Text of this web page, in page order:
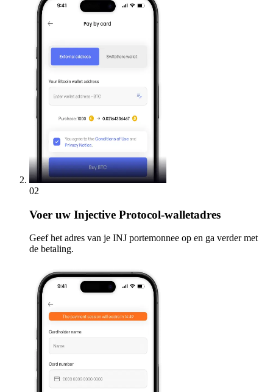
02
Voer uw Injective Protocol-walletadres
Geef het adres van je INJ portemonnee op en ga verder met
de betaling.